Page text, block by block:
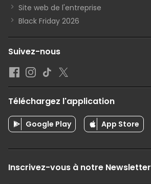
Site web de l'entreprise
Black Friday 2026
Suivez-nous
Téléchargez l'application
Google Play App Store
Inscrivez-vous à notre Newsletter